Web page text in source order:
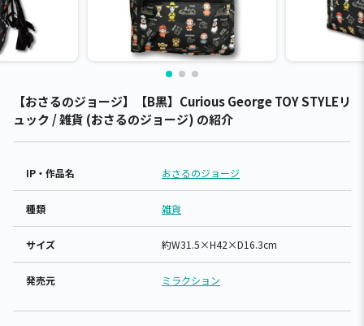
【おさるのジョージ】【B黒】Curious George TOY STYLEリ
ュック / 雑貨 (おさるのジョージ) の紹介
IP・作品名 おさるのジョージ
種類 雑貨
サイズ 約W31.5×H42×D16.3cm
発売元 ミラクション